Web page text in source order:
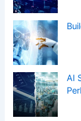
AI